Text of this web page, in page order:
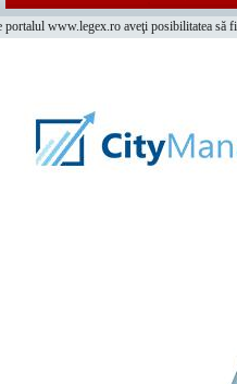
portalul www.legex.ro aveţi posibilitatea să